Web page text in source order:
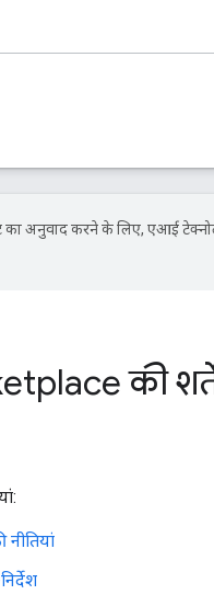
का अनुवाद करने के लिए, एआई
की